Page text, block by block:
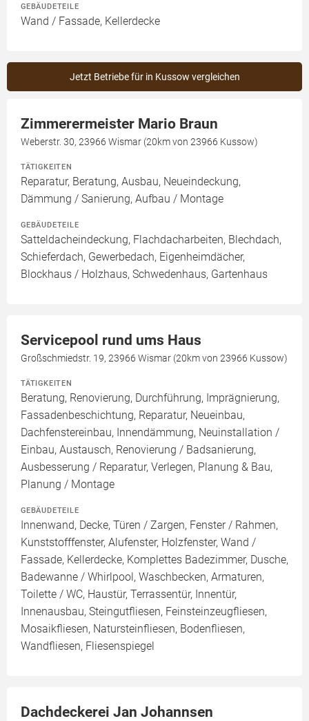
GEBÄUDETEILE
Wand / Fassade, Kellerdecke
Jetzt Betriebe für in Kussow vergleichen
Zimmerermeister Mario Braun
Weberstr. 30, 23966 Wismar (20km von 23966 Kussow)
TÄTIGKEITEN
Reparatur, Beratung, Ausbau, Neueindeckung,
Dämmung / Sanierung, Aufbau / Montage
GEBÄUDETEILE
Satteldacheindeckung, Flachdacharbeiten, Blechdach,
Schieferdach, Gewerbedach, Eigenheimdächer,
Blockhaus / Holzhaus, Schwedenhaus, Gartenhaus
Servicepool rund ums Haus
Großschmiedstr. 19, 23966 Wismar (20km von 23966 Kussow)
TÄTIGKEITEN
Beratung, Renovierung, Durchführung, Imprägnierung,
Fassadenbeschichtung, Reparatur, Neueinbau,
Dachfenstereinbau, Innendämmung, Neuinstallation /
Einbau, Austausch, Renovierung / Badsanierung,
Ausbesserung / Reparatur, Verlegen, Planung & Bau,
Planung / Montage
GEBÄUDETEILE
Innenwand, Decke, Türen / Zargen, Fenster / Rahmen,
Kunststofffenster, Alufenster, Holzfenster, Wand /
Fassade, Kellerdecke, Komplettes Badezimmer, Dusche,
Badewanne / Whirlpool, Waschbecken, Armaturen,
Toilette / WC, Haustür, Terrassentür, Innentür,
Innenausbau, Steingutfliesen, Feinsteinzeugfliesen,
Mosaikfliesen, Natursteinfliesen, Bodenfliesen,
Wandfliesen, Fliesenspiegel
Dachdeckerei Jan Johannsen